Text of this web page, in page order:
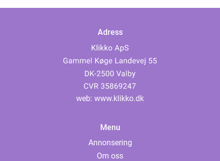
Adress
web: www.klikko.dk
Menu
Annonsering
Om oss